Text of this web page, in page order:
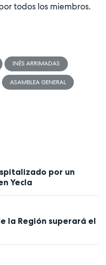
todos los miembros.
INÉS ARRIMADAS
ASAMBLEA GENERAL
por un
Yecla
la Región superará el